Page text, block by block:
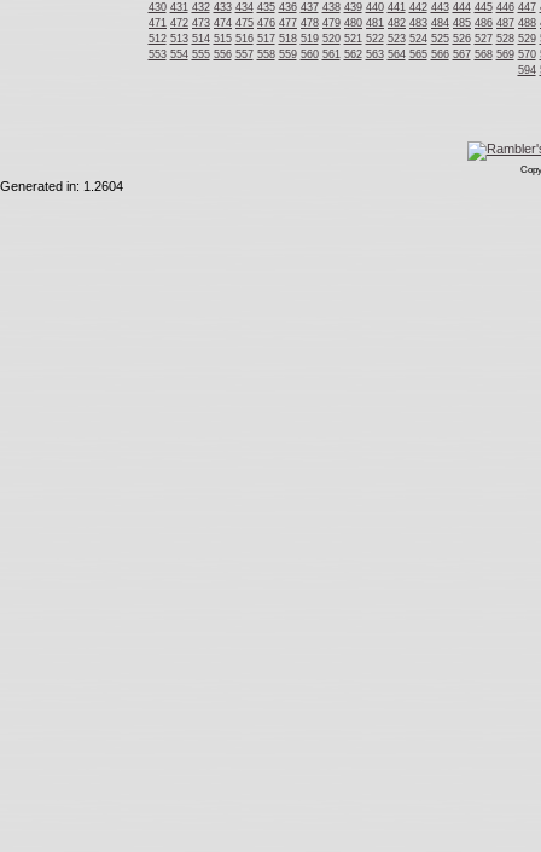
430 431 432 433 434 435 436 437 438 439 440 441 442 443 444 445 446 447
471 472 473 474 475 476 477 478 479 480 481 482 483 484 485 486 487 488
512 513 514 515 516 517 518 519 520 521 522 523 524 525 526 527 528 529
553 554 555 556 557 558 559 560 561 562 563 564 565 566 567 568 569 570
594
Generated in: 1.2604